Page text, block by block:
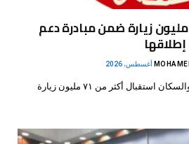
وزارة الصحة: ٧١ مليون زيارة ضمن مبادرة دعم
أعلنت وزارة الصحة والسكان استقبال أكثر من ٧١ مليون زيارة